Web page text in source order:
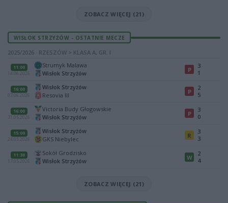
ZOBACZ WIĘCEJ (21)
WISŁOK STRZYŻÓW - OSTATNIE MECZE
2025/2026 · RZESZÓW > KLASA A, GR. I
11:00
14.06.2026
Strumyk Malawa
Wisłok Strzyżów
P
3
1
16:00
07.06.2026
Wisłok Strzyżów
Resovia III
P
2
5
16:00
31.05.2026
Victoria Budy Głogowskie
Wisłok Strzyżów
P
3
0
15:00
24.05.2026
Wisłok Strzyżów
GKS Niebylec
R
3
3
11:30
17.05.2026
Sokół Grodzisko
Wisłok Strzyżów
W
2
4
ZOBACZ WIĘCEJ (21)